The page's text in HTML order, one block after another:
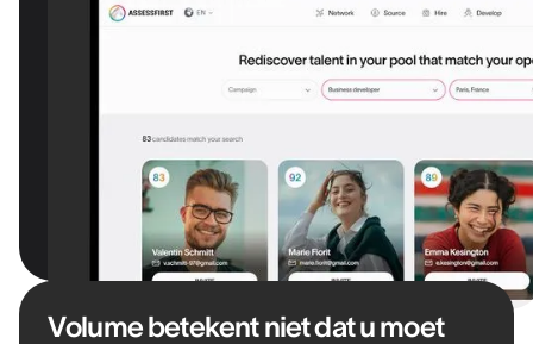
Volume betekent niet dat u moet